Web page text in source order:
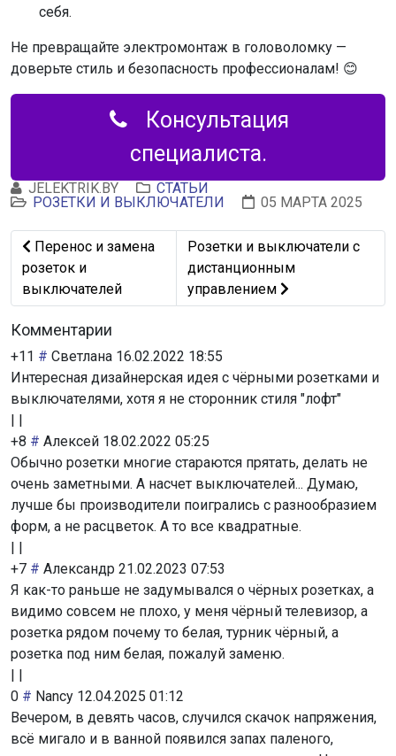
себя.
Не превращайте электромонтаж в головоломку —
доверьте стиль и безопасность профессионалам! 😊
Консультация
специалиста.
JELEKTRIK.BY
СТАТЬИ
РОЗЕТКИ И ВЫКЛЮЧАТЕЛИ
05 МАРТА 2025
Предыдущий: Перенос и замена розеток и
Перенос и замена
розеток и
выключателей
Следующий: Розетки и
Розетки и выключатели с
дистанционным
управлением
Комментарии
+11 # Светлана 16.02.2022 18:55
Интересная дизайнерская идея с чёрными розетками и
выключателями, хотя я не сторонник стиля "лофт"
| |
+8 # Алексей 18.02.2022 05:25
Обычно розетки многие стараются прятать, делать не
очень заметными. А насчет выключателей... Думаю,
лучше бы производители поигрались с разнообразием
форм, а не расцветок. А то все квадратные.
| |
+7 # Александр 21.02.2023 07:53
Я как-то раньше не задумывался о чёрных розетках, а
видимо совсем не плохо, у меня чёрный телевизор, а
розетка рядом почему то белая, турник чёрный, а
розетка под ним белая, пожалуй заменю.
| |
0 # Nancy 12.04.2025 01:12
Вечером, в девять часов, случился скачок напряжения,
всё мигало и в ванной появился запах паленого,